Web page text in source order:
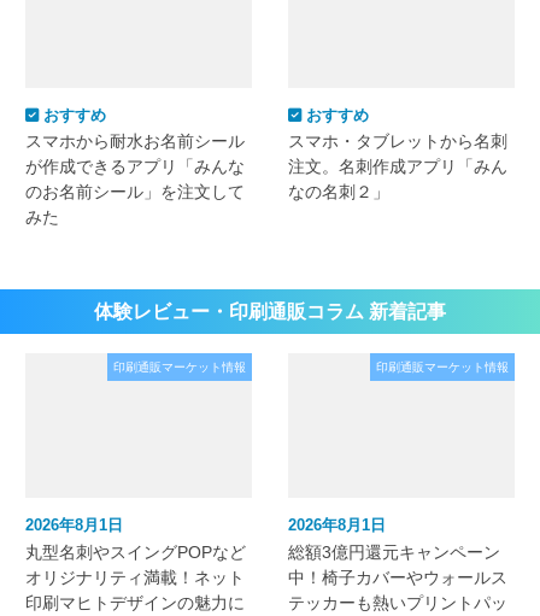
おすすめ
スマホから耐水お名前シール
が作成できるアプリ「みんな
のお名前シール」を注文して
みた
おすすめ
スマホ・タブレットから名刺
注文。名刺作成アプリ「みん
なの名刺２」
体験レビュー・印刷通販コラム 新着記事
印刷通販マーケット情報
2026年8月1日
丸型名刺やスイングPOPなど
オリジナリティ満載！ネット
印刷マヒトデザインの魅力に
印刷通販マーケット情報
2026年8月1日
総額3億円還元キャンペーン
中！椅子カバーやウォールス
テッカーも熱いプリントパッ